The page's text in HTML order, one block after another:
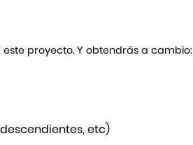
este proyecto. Y obtendrás a cambio:
etc)